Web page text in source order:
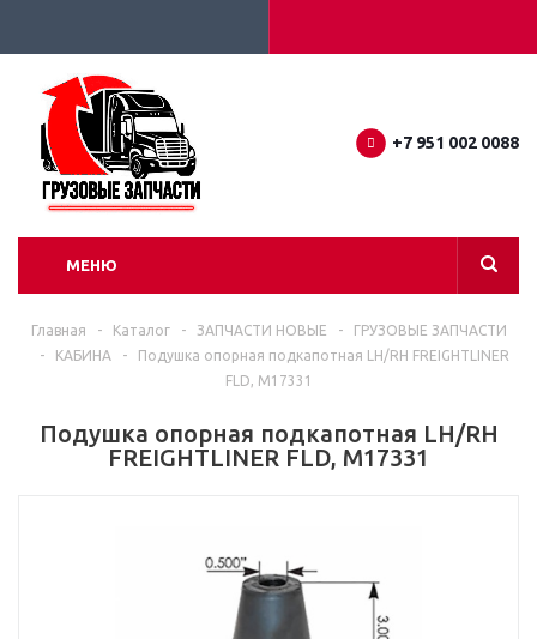
+7 951 002 0088
МЕНЮ
Главная - Каталог - ЗАПЧАСТИ НОВЫЕ -
ГРУЗОВЫЕ ЗАПЧАСТИ
-
КАБИНА -
Подушка опорная подкапотная LH/RH FREIGHTLINER
FLD, M17331
Подушка опорная подкапотная LH/RH
FREIGHTLINER FLD, M17331